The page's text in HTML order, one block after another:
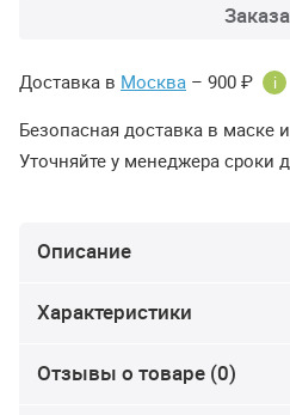
Доставка в Москва – 900 ₽ i
Безопасная доставка в маске
Уточняйте у менеджера сроки
Описание
Характеристики
Отзывы о товаре (0)